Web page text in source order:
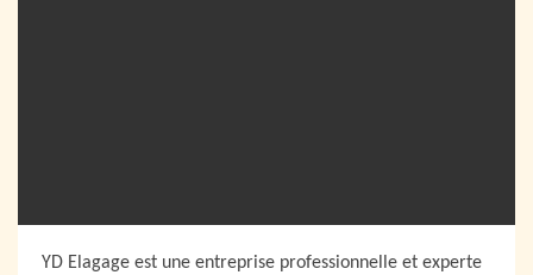
YD Elagage est une entreprise professionnelle et experte